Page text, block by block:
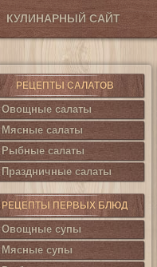
КУЛИНАРНЫЙ САЙТ
РЕЦЕПТЫ САЛАТОВ
Овощные салаты
Мясные салаты
Рыбные салаты
Праздничные салаты
РЕЦЕПТЫ ПЕРВЫХ БЛЮД
Овощные супы
Мясные супы